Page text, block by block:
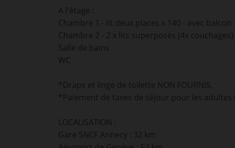
A l'étage :
Chambre 1 - lit deux places x 140 - avec balcon
Chambre 2 - 2 x lits superposés (4x couchages)
Salle de bains
WC
*Draps et linge de toilette NON FOURNIS.
*Paiement de taxes de séjour pour les adultes
LOCALISATION :
Gare SNCF Annecy : 32 km